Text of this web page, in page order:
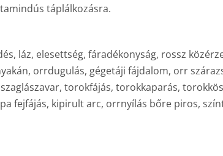
táplálkozásra.
láz, elesettség, fáradékonyság, rossz
orrdugulás, gégetáji fájdalom, orr
torokfájás, torokkaparás,
fejfájás, kipirult arc, orrnyílás bőre piros,